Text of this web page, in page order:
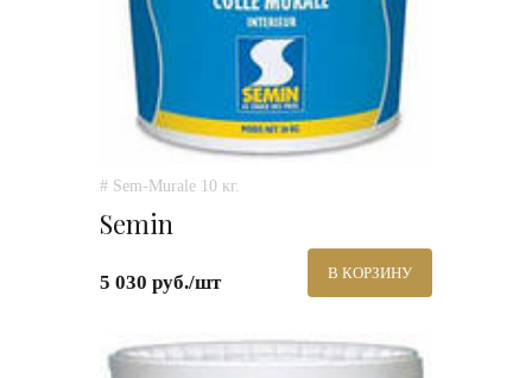
# Sem-Murale 10 кг.
Semin
5 030 руб./шт В КОРЗИНУ